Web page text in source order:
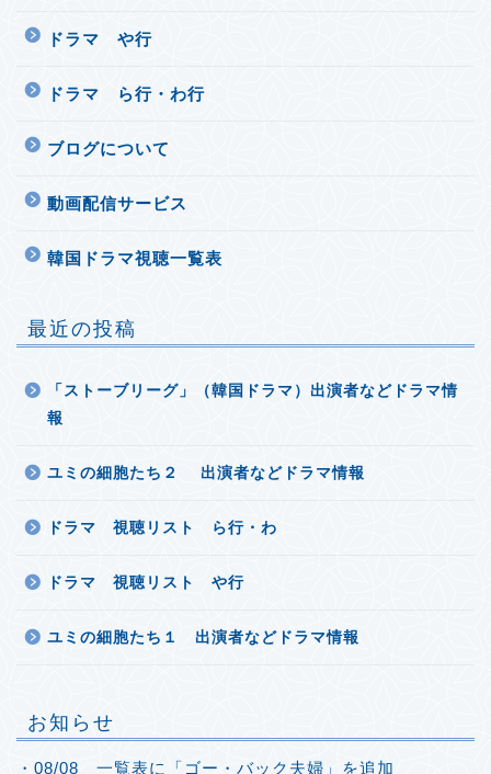
ドラマ や行
ドラマ ら行・わ行
ブログについて
動画配信サービス
韓国ドラマ視聴一覧表
最近の投稿
「ストーブリーグ」（韓国ドラマ）出演者などドラマ情
報
ユミの細胞たち２ 出演者などドラマ情報
ドラマ 視聴リスト ら行・わ
ドラマ 視聴リスト や行
ユミの細胞たち１ 出演者などドラマ情報
お知らせ
・08/08 一覧表に「ゴー・バック夫婦」を追加